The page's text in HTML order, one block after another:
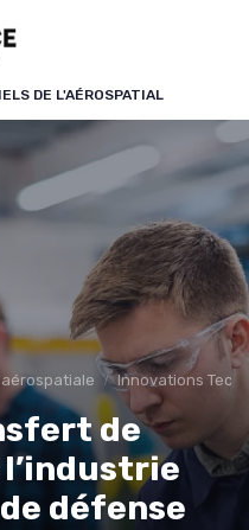
DE L'AÉROSPATIAL
Innovations
de
défense